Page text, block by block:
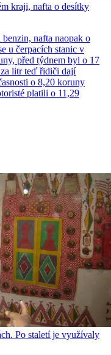
kraji, nafta o desítky
nafta naopak o
u čerpacích stanic v
před týdnem byl o 17
za litr teď řidiči dají
o 8,20 koruny
platili o 11,29
Po staletí je využívaly